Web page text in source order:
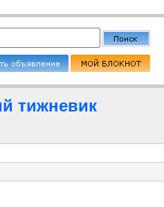
тижневик